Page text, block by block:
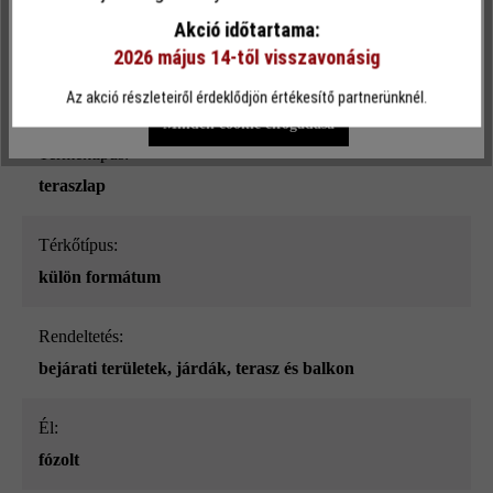
Terhelhetőség:
csak gyalogos közlekedésre
teraszlap
Térkőtípus:
külön formátum
Rendeltetés:
bejárati területek, járdák, terasz és balkon
él:
fózolt
Csak funkcionális cookie elfogadása
Minden cookie elfogadása
Akció időtartama:
2026 május 14-től visszavonásig
Az akció részleteiről érdeklődjön értékesítő partnerünknél.